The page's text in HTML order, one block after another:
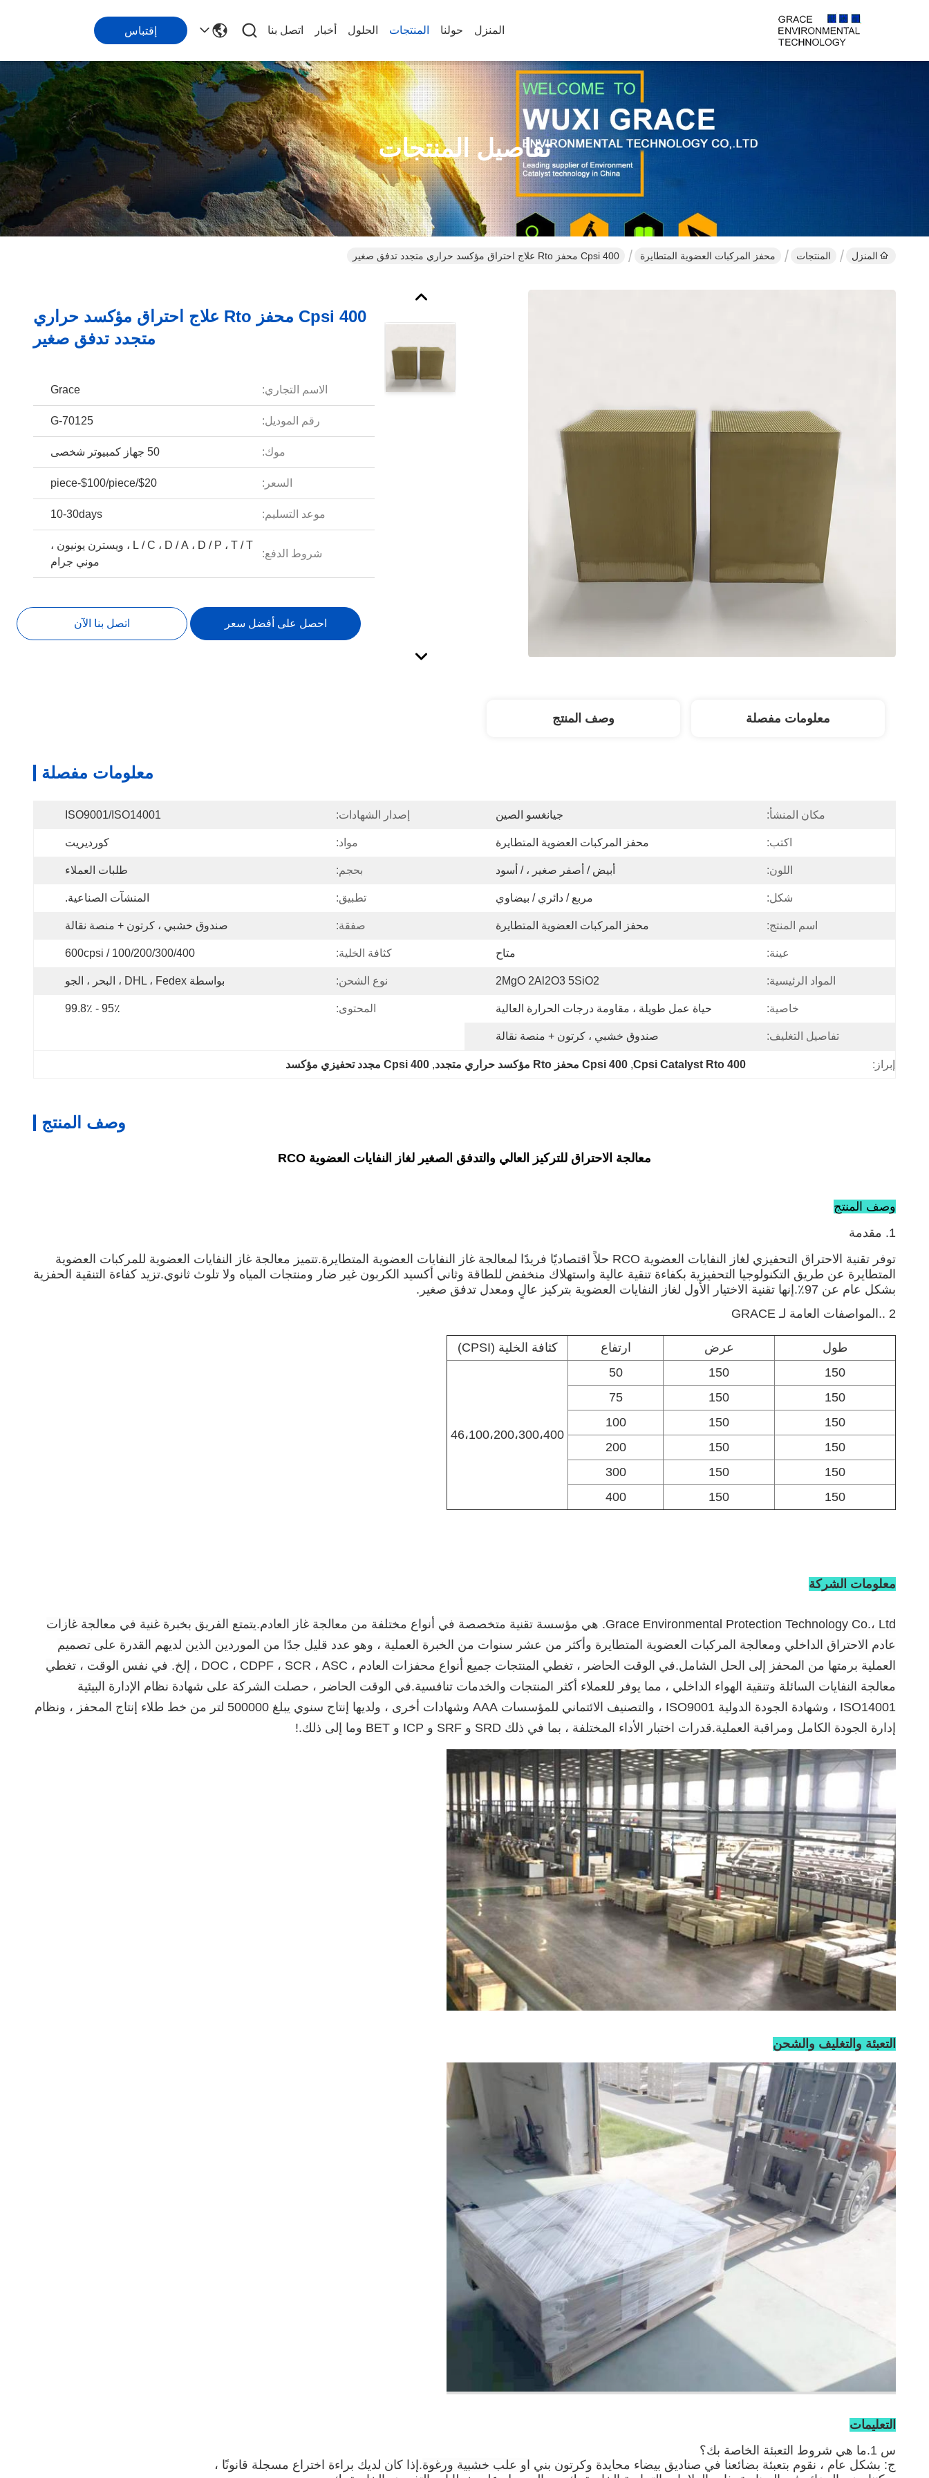
المنزل حولنا المنتجات الحلول أخبار اتصل بنا إقتباس
تفاصيل المنتجات
المنزل المنتجات محفز المركبات العضوية المتطايرة 400 Cpsi محفز Rto علاج احتراق مؤكسد حراري متجدد تدفق صغير
400 Cpsi محفز Rto علاج احتراق مؤكسد حراري
متجدد تدفق صغير
الاسم التجاري: Grace
رقم الموديل: G-70125
موك: 50 جهاز كمبيوتر شخصى
السعر: $20/piece-$100/piece
موعد التسليم: 10-30days
شروط الدفع:
L / C ، D / A ، D / P ، T / T ، ويسترن يونيون ،
موني جرام
احصل على أفضل سعر اتصل بنا الآن
معلومات مفصلة وصف المنتج
معلومات مفصلة
مكان المنشأ: جيانغسو الصين إصدار الشهادات: ISO9001/ISO14001
اكتب: محفز المركبات العضوية المتطايرة مواد: كورديريت
اللون: أبيض / أصفر صغير ، / أسود بحجم: طلبات العملاء
شكل: مربع / دائري / بيضاوي تطبيق: المنشآت الصناعية.
اسم المنتج: محفز المركبات العضوية المتطايرة صفقة: صندوق خشبي ، كرتون + منصة نقالة
عينة: متاح كثافة الخلية: 100/200/300/400 / 600cpsi
المواد الرئيسية: 2MgO 2Al2O3 5SiO2 نوع الشحن: بواسطة DHL ، Fedex ، البحر ، الجو
خاصية: حياة عمل طويلة ، مقاومة درجات الحرارة العالية المحتوى: 95٪ - 99.8٪
تفاصيل التغليف: صندوق خشبي ، كرتون + منصة نقالة
إبراز: 400 Cpsi Catalyst Rto
, 400 Cpsi محفز Rto مؤكسد حراري متجدد , 400 Cpsi مجدد تحفيزي مؤكسد
وصف المنتج
معالجة الاحتراق للتركيز العالي والتدفق الصغير لغاز النفايات العضوية RCO
وصف المنتج
1. مقدمة
توفر تقنية الاحتراق التحفيزي لغاز النفايات العضوية RCO حلاً اقتصاديًا فريدًا لمعالجة غاز النفايات العضوية المتطايرة.تتميز معالجة غاز النفايات العضوية للمركبات العضوية
المتطايرة عن طريق التكنولوجيا التحفيزية بكفاءة تنقية عالية واستهلاك منخفض للطاقة وثاني أكسيد الكربون غير ضار ومنتجات المياه ولا تلوث ثانوي.تزيد كفاءة التنقية الحفزية
بشكل عام عن 97٪.إنها تقنية الاختيار الأول لغاز النفايات العضوية بتركيز عالٍ ومعدل تدفق صغير.
2 ..
المواصفات العامة لـ GRACE
طول عرض ارتفاع
كثافة الخلية (CPSI)
150
150
50
46،100،200،300،400
150
150
75
150
150
100
150
150
200
150
150
300
150
150
400
معلومات الشركة
Grace Environmental Protection Technology Co.، Ltd. هي مؤسسة تقنية متخصصة في أنواع مختلفة من معالجة غاز العادم.يتمتع الفريق بخبرة غنية في معالجة غازات
عادم الاحتراق الداخلي ومعالجة المركبات العضوية المتطايرة وأكثر من عشر سنوات من الخبرة العملية ، وهو عدد قليل جدًا من الموردين الذين لديهم القدرة على تصميم
العملية برمتها من المحفز إلى الحل الشامل.في الوقت الحاضر ، تغطي المنتجات جميع أنواع محفزات العادم ، DOC ، CDPF ، SCR ، ASC ، إلخ. في نفس الوقت ، تغطي
معالجة النفايات السائلة وتنقية الهواء الداخلي ، مما يوفر للعملاء أكثر المنتجات والخدمات تنافسية.في الوقت الحاضر ، حصلت الشركة على شهادة نظام الإدارة البيئية
ISO14001 ، وشهادة الجودة الدولية ISO9001 ، والتصنيف الائتماني للمؤسسات AAA وشهادات أخرى ، ولديها إنتاج سنوي يبلغ 500000 لتر من خط طلاء إنتاج المحفز ، ونظام
إدارة الجودة الكامل ومراقبة العملية.قدرات اختبار الأداء المختلفة ، بما في ذلك SRD و SRF و ICP و BET وما إلى ذلك.
!
التعبئة والتغليف والشحن
التعليمات
س 1.ما هي شروط التعبئة الخاصة بك؟
ج: بشكل عام ، نقوم بتعبئة بضائعنا في صناديق بيضاء محايدة وكرتون بني او علب خشبية ورغوة.إذا كان لديك براءة اختراع مسجلة قانونًا ،